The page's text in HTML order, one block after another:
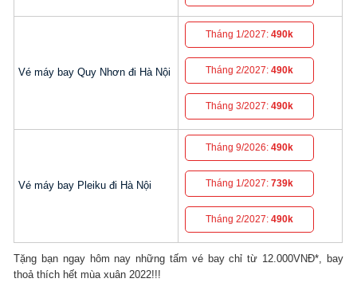
Vé máy bay Quy Nhơn đi Hà Nội
Tháng 1/2027:490k
Tháng 2/2027:490k
Tháng 3/2027:490k
Vé máy bay Pleiku đi Hà Nội
Tháng 9/2026:490k
Tháng 1/2027:739k
Tháng 2/2027:490k
Tặng bạn ngay hôm nay những tấm vé bay chỉ từ 12.000VNĐ*, bay
thoả thích hết mùa xuân 2022!!!